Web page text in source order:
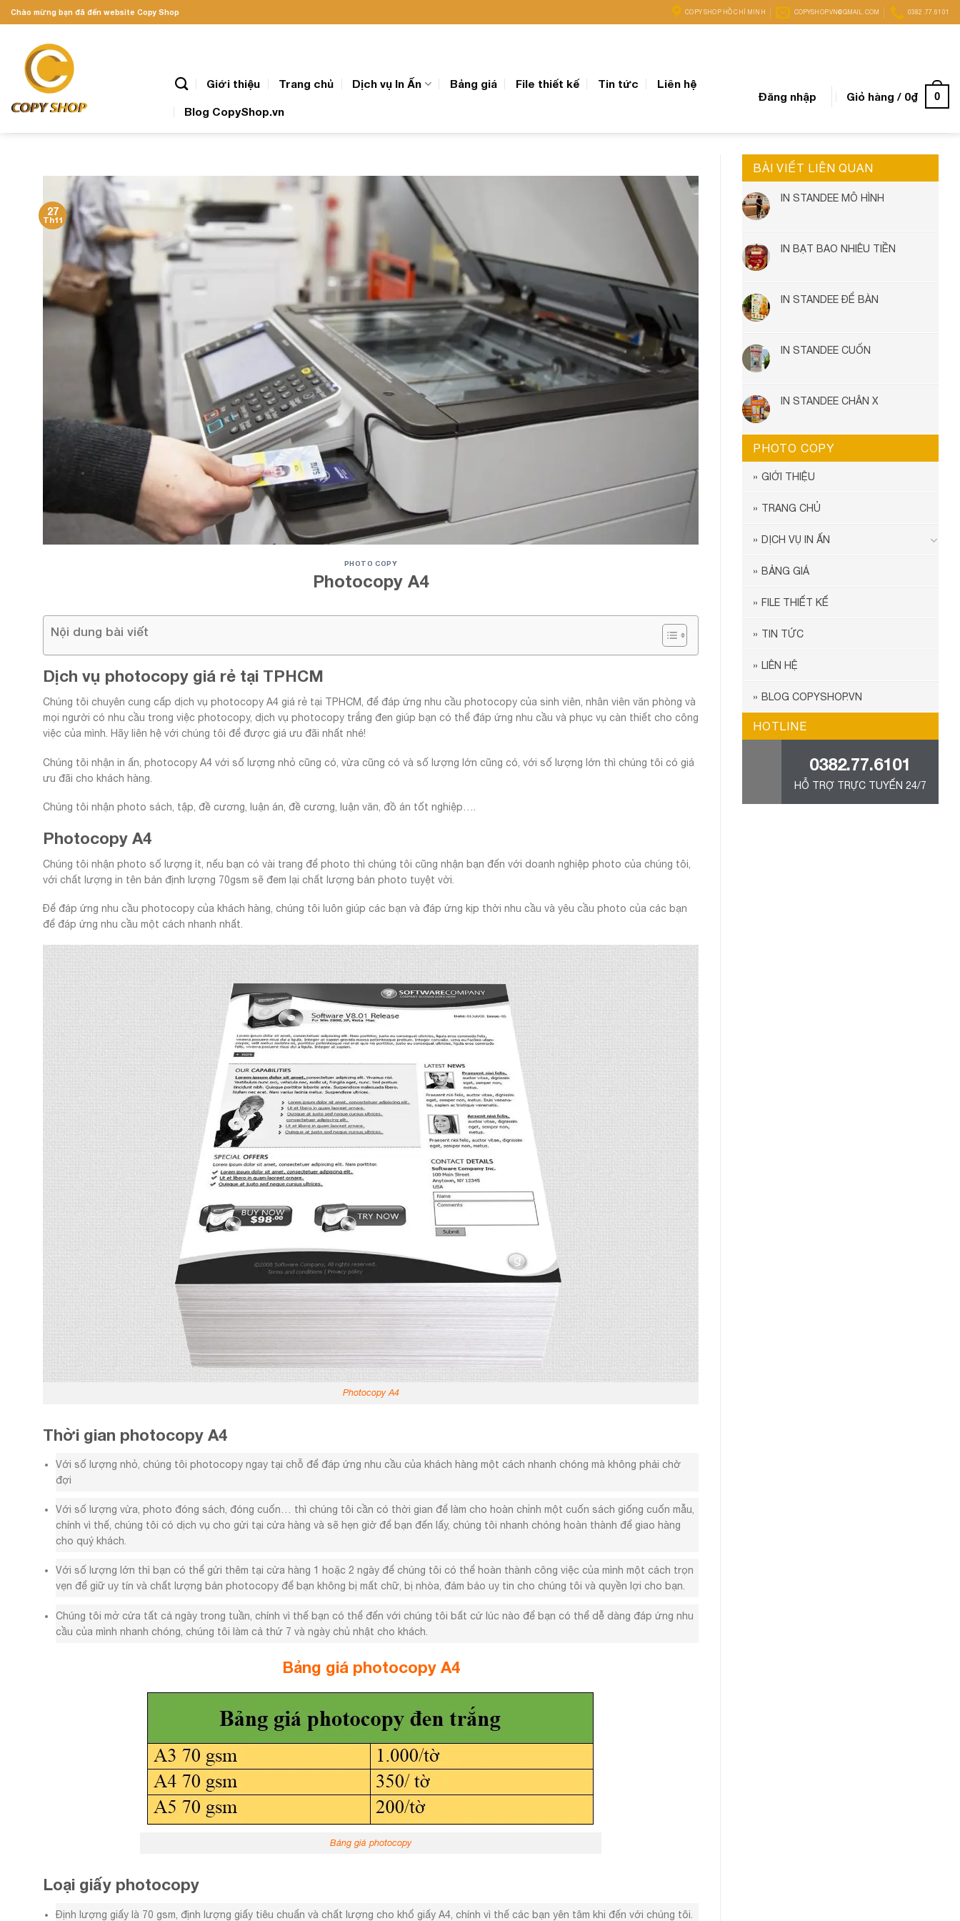
Skip
to
Chào mừng bạn đã đến website Copy Shop COPY SHOP HỒ CHÍ MINH COPYSHOP.VN@GMAIL.COM 0382.77.6101
Giới thiệu Trang chủ Dịch vụ In Ấn Bảng giá File thiết kế Tin tức Liên hệ
Blog CopyShop.vn
Đăng nhập Giỏ hàng / 0₫ 0
27
Th11
PHOTO COPY
Photocopy A4
Nội dung bài viết
Dịch vụ photocopy giá rẻ tại TPHCM
Chúng tôi chuyên cung cấp dịch vụ photocopy A4 giá rẻ tại TPHCM, để đáp ứng nhu cầu photocopy của sinh viên, nhân viên văn phòng và
mọi người có nhu cầu trong việc photocopy, dịch vụ photocopy trắng đen giúp bạn có thể đáp ứng nhu cầu và phục vụ càn thiết cho công
việc của mình. Hãy liên hệ với chúng tôi để được giá ưu đãi nhất nhé!
Chúng tôi nhận in ấn, photocopy A4 với số lượng nhỏ cũng có, vừa cũng có và số lượng lớn cũng có, với số lượng lớn thì chúng tôi có giá
ưu đãi cho khách hàng.
Chúng tôi nhận photo sách, tập, đề cương, luận án, đề cương, luận văn, đồ án tốt nghiệp….
Photocopy A4
Chúng tôi nhận photo số lượng ít, nếu bạn có vài trang để photo thì chúng tôi cũng nhận bạn đến với doanh nghiệp photo của chúng tôi,
với chất lượng in tên bản định lượng 70gsm sẽ đem lại chất lượng bản photo tuyệt vời.
Để đáp ứng nhu cầu photocopy của khách hàng, chúng tôi luôn giúp các bạn và đáp ứng kịp thời nhu cầu và yêu cầu photo của các bạn
để đáp ứng nhu cầu một cách nhanh nhất.
Photocopy A4
Thời gian photocopy A4
Với số lượng nhỏ, chúng tôi photocopy ngay tại chỗ để đáp ứng nhu cầu của khách hàng một cách nhanh chóng mà không phải chờ
đợi
Với số lượng vừa, photo đóng sách, đóng cuốn… thì chúng tôi cần có thời gian để làm cho hoàn chỉnh một cuốn sách giống cuốn mẫu,
chính vì thế, chúng tôi có dịch vụ cho gửi tại cửa hàng và sẽ hẹn giờ để bạn đến lấy, chúng tôi nhanh chóng hoàn thành để giao hàng
cho quý khách.
Với số lượng lớn thì bạn có thể gửi thêm tại cửa hàng 1 hoặc 2 ngày để chúng tôi có thể hoàn thành công việc của mình một cách trọn
vẹn để giữ uy tín và chất lượng bản photocopy để bạn không bị mất chữ, bị nhòa, đảm bảo uy tin cho chúng tôi và quyền lợi cho bạn.
Chúng tôi mở cửa tất cả ngày trong tuần, chính vì thế bạn có thể đến với chúng tôi bất cứ lúc nào để bạn có thể dễ dàng đáp ứng nhu
cầu của mình nhanh chóng, chúng tôi làm cả thứ 7 và ngày chủ nhật cho khách.
Bảng giá photocopy A4
Bảng giá photocopy
Loại giấy photocopy
Định lượng giấy là 70 gsm, định lượng giấy tiêu chuẩn và chất lượng cho khổ giấy A4, chính vì thế các bạn yên tâm khi đến với chúng tôi.
BÀI VIẾT LIÊN QUAN
IN STANDEE MÔ HÌNH
IN BẠT BAO NHIÊU TIỀN
IN STANDEE ĐỂ BÀN
IN STANDEE CUỐN
IN STANDEE CHÂN X
PHOTO COPY
GIỚI THIỆU
TRANG CHỦ
DỊCH VỤ IN ẤN
BẢNG GIÁ
FILE THIẾT KẾ
TIN TỨC
LIÊN HỆ
BLOG COPYSHOP.VN
HOTLINE
0382.77.6101
HỖ TRỢ TRỰC TUYẾN 24/7